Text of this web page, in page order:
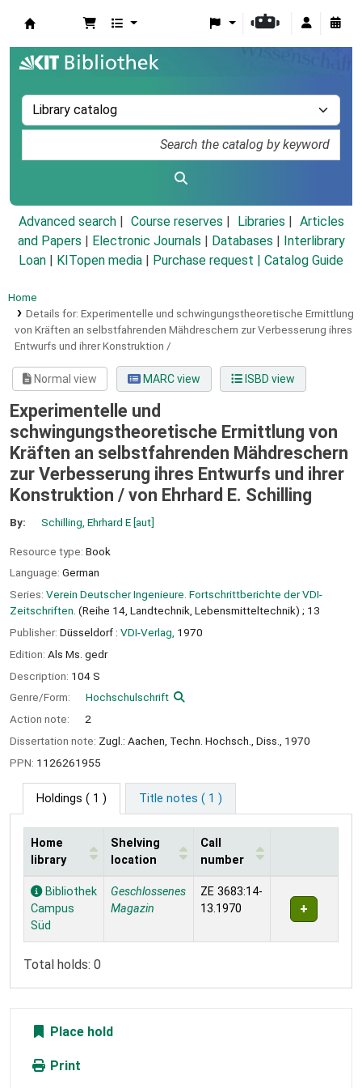
Advanced search Course reserves Libraries
Articles
and Papers
Electronic Journals Databases
Interlibrary
Loan
KITopen media Purchase request | Catalog Guide
Home
Details for: Experimentelle und schwingungstheoretische Ermittlung
von Kräften an selbstfahrenden Mähdreschern zur Verbesserung ihres
Entwurfs und ihrer Konstruktion /
Normal view MARC view ISBD view
Experimentelle und
schwingungstheoretische Ermittlung von
Kräften an selbstfahrenden Mähdreschern
zur Verbesserung ihres Entwurfs und ihrer
Konstruktion / von Ehrhard E. Schilling
By: Schilling, Ehrhard E[aut]
Resource type: Book
Language: German
Series: Verein Deutscher Ingenieure. Fortschrittberichte der VDI-
Zeitschriften . (Reihe 14, Landtechnik, Lebensmitteltechnik) ; 13
Publisher: Düsseldorf : VDI-Verlag, 1970
Edition: Als Ms. gedr
Description: 104 S
Genre/Form:
Hochschulschrift
Action note:
2
Dissertation note: Zugl.: Aachen, Techn. Hochsch., Diss., 1970
PPN: 1126261955
Holdings ( 1 ) Title notes ( 1 )
Holdings
Home
library
Shelving
location
Call
number
Bibliothek
Campus
Süd
Geschlossenes
Magazin
ZE 3683:14-
13.1970
Total holds: 0
Place hold
Print